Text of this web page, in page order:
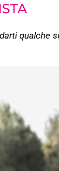
qualche